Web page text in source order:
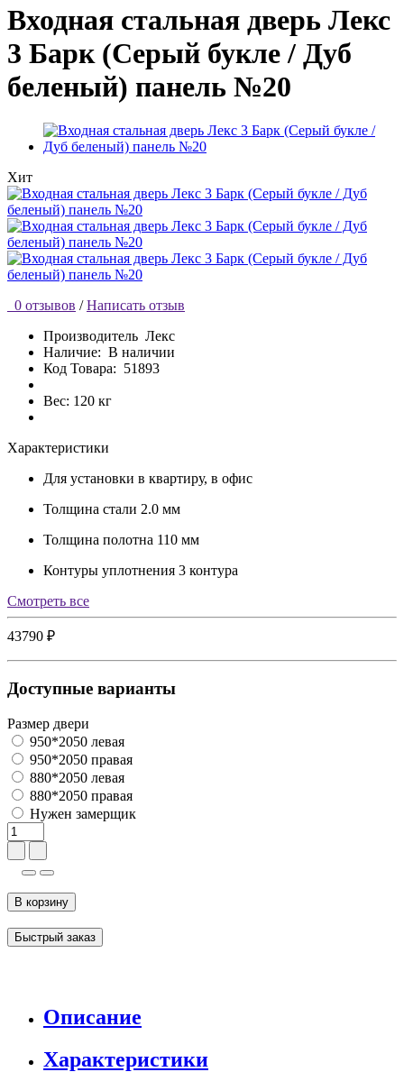
Входная стальная дверь Лекс
3 Барк (Серый букле / Дуб
беленый) панель №20
Хит
0 отзывов / Написать отзыв
Производитель Лекс
Наличие: В наличии
Код Товара: 51893
Вес: 120 кг
Характеристики
Для установки в квартиру, в офис
Толщина стали 2.0 мм
Толщина полотна 110 мм
Контуры уплотнения 3 контура
Cмотреть все
43790 ₽
Доступные варианты
Размер двери
950*2050 левая
950*2050 правая
880*2050 левая
880*2050 правая
Нужен замерщик
В корзину
Быстрый заказ
Описание
Характеристики